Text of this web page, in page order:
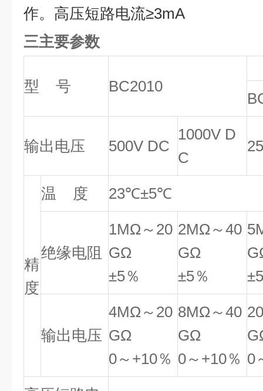
作。高压短路电流≥3mA
三主要参数
型 号 BC2010
输出电压 500V DC
1000V D
C
精
度
温 度 23℃±5℃
绝缘电阻
1MΩ～20
GΩ
±5％
2MΩ～40
GΩ
±5％
输出电压
4MΩ～20
GΩ
0～+10％
8MΩ～40
GΩ
0～+10％ 0